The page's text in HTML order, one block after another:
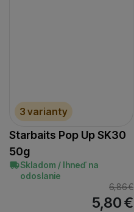
3 varianty
Starbaits Pop Up SK30
50g
Skladom / Ihneď na
odoslanie
6,86€
5,80€